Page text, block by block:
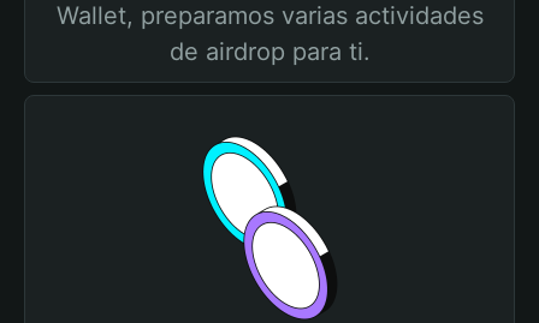
Wallet, preparamos varias actividades
de airdrop para ti.